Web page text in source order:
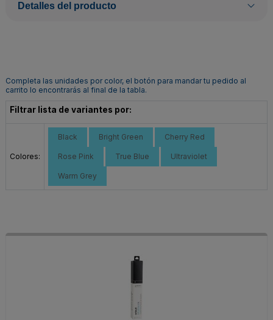
Detalles del producto
Completa las unidades por color, el botón para mandar tu pedido al
carrito lo encontrarás al final de la tabla.
Filtrar lista de variantes por:
Colores:
Black Bright Green Cherry Red
Rose Pink True Blue Ultraviolet
Warm Grey